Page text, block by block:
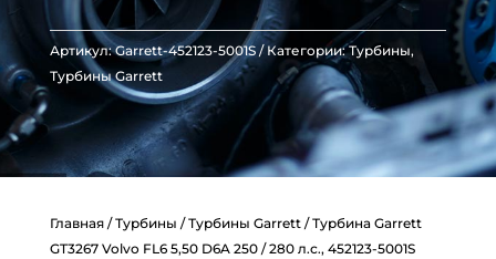
Артикул:Garrett-452123-5001S Категории:Турбины,
Турбины Garrett
Главная/Турбины /Турбины Garrett/ Турбина Garrett
GT3267 Volvo FL6 5,50 D6A 250 / 280 л.с., 452123-5001S